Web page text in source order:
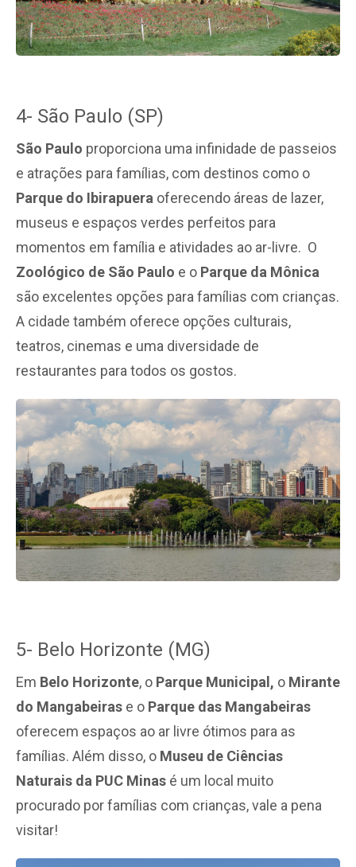
4- São Paulo (SP)
São Paulo proporciona uma infinidade de passeios
e atrações para famílias, com destinos como o
Parque do Ibirapuera oferecendo áreas de lazer,
museus e espaços verdes perfeitos para
momentos em família e atividades ao ar-livre. O
Zoológico de São Paulo e o Parque da Mônica
são excelentes opções para famílias com crianças.
A cidade também oferece opções culturais,
teatros, cinemas e uma diversidade de
restaurantes para todos os gostos.
5- Belo Horizonte (MG)
Em Belo Horizonte, o Parque Municipal, o Mirante
do Mangabeiras e o Parque das Mangabeiras
oferecem espaços ao ar livre ótimos para as
famílias. Além disso, o Museu de Ciências
Naturais da PUC Minas é um local muito
procurado por famílias com crianças, vale a pena
visitar!